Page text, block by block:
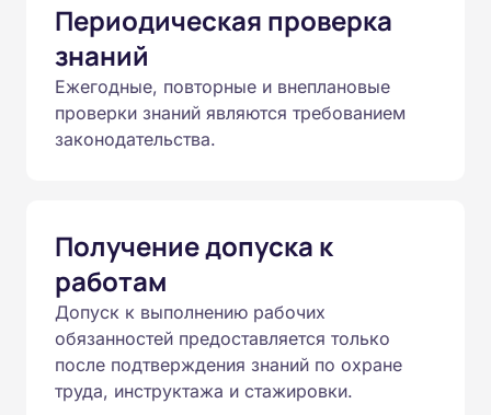
Периодическая проверка
знаний
Ежегодные, повторные и внеплановые
проверки знаний являются требованием
законодательства.
Получение допуска к
работам
Допуск к выполнению рабочих
обязанностей предоставляется только
после подтверждения знаний по охране
труда, инструктажа и стажировки.